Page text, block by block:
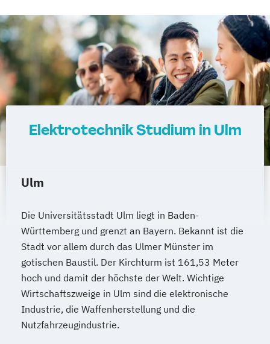
Production Wirtschaftsinformatik
Wirtschaftsingenieurwesen
Elektrotechnik Studium in Ulm
Ulm
Die Universitätsstadt Ulm liegt in Baden-
Württemberg und grenzt an Bayern. Bekannt ist die
Stadt vor allem durch das Ulmer Münster im
gotischen Baustil. Der Kirchturm ist 161,53 Meter
hoch und damit der höchste der Welt. Wichtige
Wirtschaftszweige in Ulm sind die elektronische
Industrie, die Waffenherstellung und die
Nutzfahrzeugindustrie.